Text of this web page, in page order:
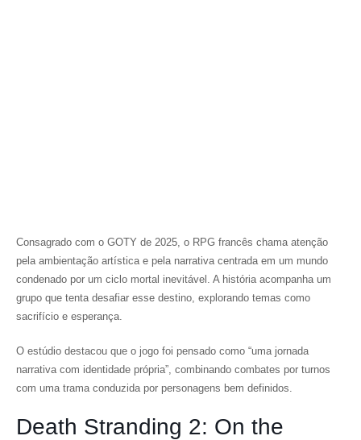
Consagrado com o GOTY de 2025, o RPG francês chama atenção
pela ambientação artística e pela narrativa centrada em um mundo
condenado por um ciclo mortal inevitável. A história acompanha um
grupo que tenta desafiar esse destino, explorando temas como
sacrifício e esperança.
O estúdio destacou que o jogo foi pensado como “uma jornada
narrativa com identidade própria”, combinando combates por turnos
com uma trama conduzida por personagens bem definidos.
Death Stranding 2: On the